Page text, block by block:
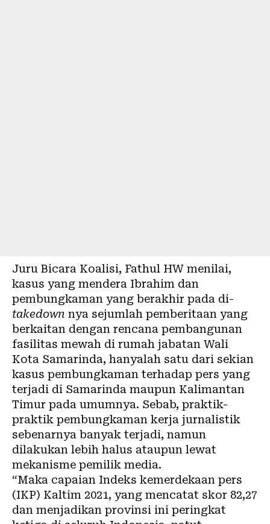
Juru Bicara Koalisi, Fathul HW menilai,
kasus yang mendera Ibrahim dan
pembungkaman yang berakhir pada di-
takedown nya sejumlah pemberitaan yang
berkaitan dengan rencana pembangunan
fasilitas mewah di rumah jabatan Wali
Kota Samarinda, hanyalah satu dari sekian
kasus pembungkaman terhadap pers yang
terjadi di Samarinda maupun Kalimantan
Timur pada umumnya. Sebab, praktik-
praktik pembungkaman kerja jurnalistik
sebenarnya banyak terjadi, namun
dilakukan lebih halus ataupun lewat
mekanisme pemilik media.
“Maka capaian Indeks kemerdekaan pers
(IKP) Kaltim 2021, yang mencatat skor 82,27
dan menjadikan provinsi ini peringkat